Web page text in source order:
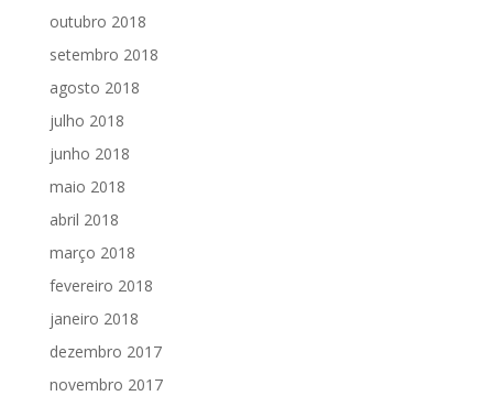
outubro 2018
setembro 2018
agosto 2018
julho 2018
junho 2018
maio 2018
abril 2018
março 2018
fevereiro 2018
janeiro 2018
dezembro 2017
novembro 2017